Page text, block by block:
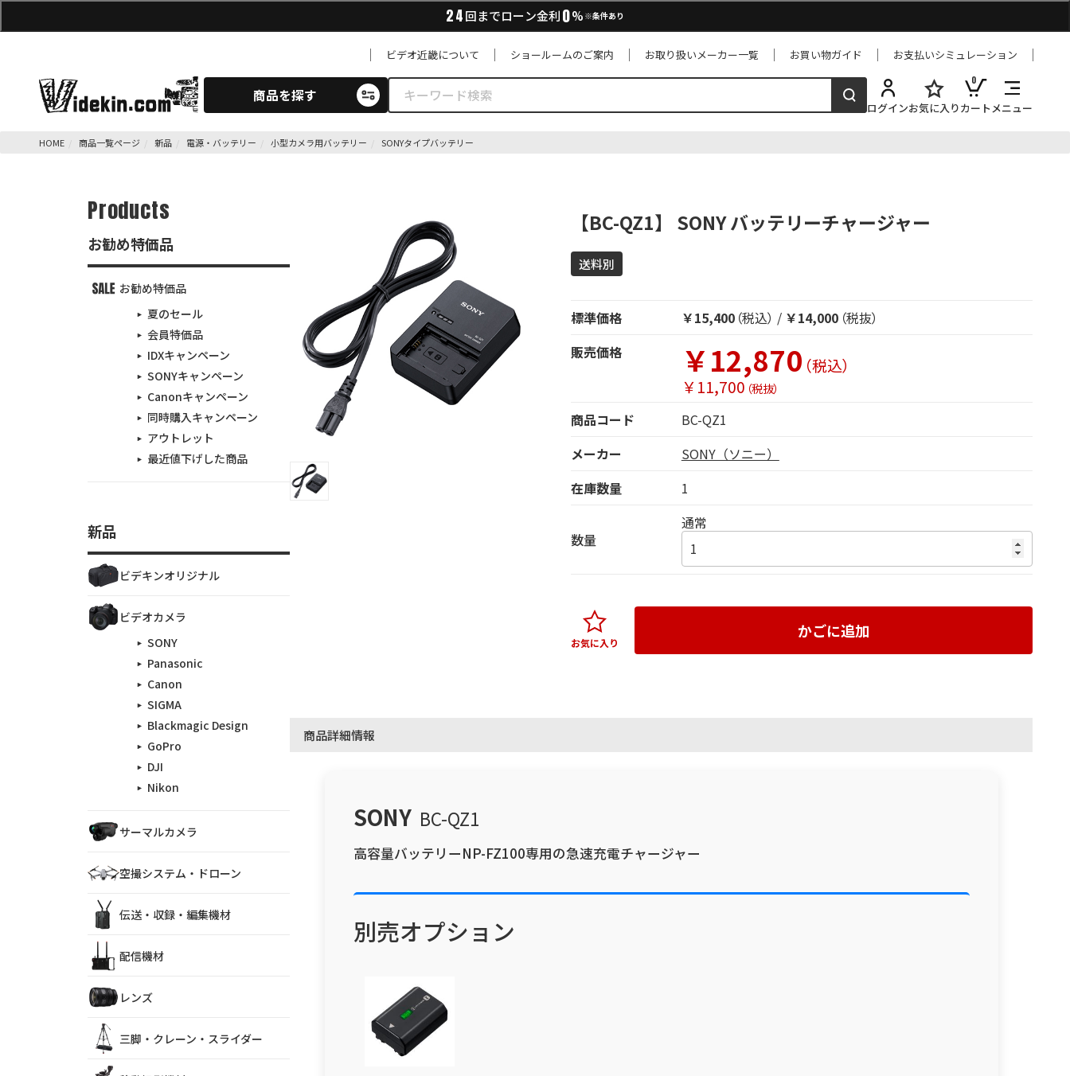
24回までローン金利0% ※条件あり
ビデオ近畿について ショールームのご案内 お取り扱いメーカー一覧 お買い物ガイド お支払いシミュレーション
商品を探す
ログインお気に入り
0
カートメニュー
HOME 商品一覧ページ 新品 電源・バッテリー 小型カメラ用バッテリー SONYタイプバッテリー
【BC-QZ1】 SONY バッテリーチャージャー
送料別
標準価格 ￥15,400 （税込） / ￥14,000 （税抜）
販売価格
￥12,870 （税込）
￥11,700 （税抜）
商品コード
BC-QZ1
メーカー
SONY（ソニー）
在庫数量
1
数量
通常
かごに追加
お気に入り
商品詳細情報
SONY BC-QZ1
高容量バッテリーNP-FZ100専用の急速充電チャージャー
別売オプション
Products
お勧め特価品
お勧め特価品
夏のセール
会員特価品
IDXキャンペーン
SONYキャンペーン
Canonキャンペーン
同時購入キャンペーン
アウトレット
最近値下げした商品
新品
ビデキンオリジナル
ビデオカメラ
SONY
Panasonic
Canon
SIGMA
Blackmagic Design
GoPro
DJI
Nikon
サーマルカメラ
空撮システム・ドローン
伝送・収録・編集機材
配信機材
レンズ
三脚・クレーン・スライダー